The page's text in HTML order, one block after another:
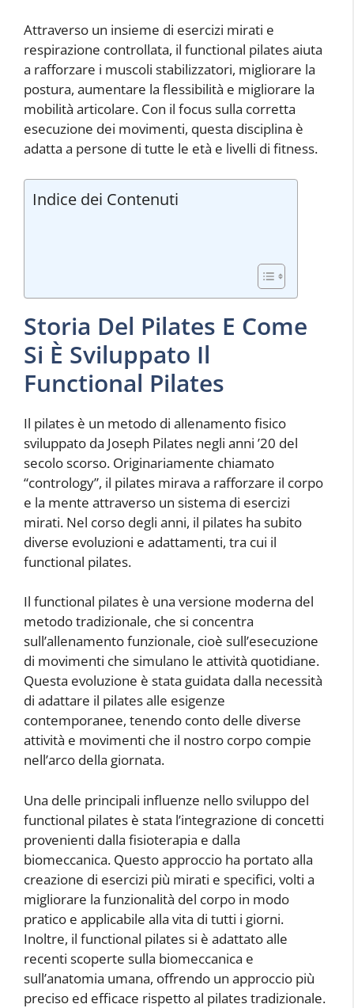
Attraverso un insieme di esercizi mirati e
respirazione controllata, il functional pilates aiuta
a rafforzare i muscoli stabilizzatori, migliorare la
postura, aumentare la flessibilità e migliorare la
mobilità articolare. Con il focus sulla corretta
esecuzione dei movimenti, questa disciplina è
adatta a persone di tutte le età e livelli di fitness.
Indice dei Contenuti
Storia Del Pilates E Come
Si È Sviluppato Il
Functional Pilates
Il pilates è un metodo di allenamento fisico
sviluppato da Joseph Pilates negli anni ’20 del
secolo scorso. Originariamente chiamato
“contrology”, il pilates mirava a rafforzare il corpo
e la mente attraverso un sistema di esercizi
mirati. Nel corso degli anni, il pilates ha subito
diverse evoluzioni e adattamenti, tra cui il
functional pilates.
Il functional pilates è una versione moderna del
metodo tradizionale, che si concentra
sull’allenamento funzionale, cioè sull’esecuzione
di movimenti che simulano le attività quotidiane.
Questa evoluzione è stata guidata dalla necessità
di adattare il pilates alle esigenze
contemporanee, tenendo conto delle diverse
attività e movimenti che il nostro corpo compie
nell’arco della giornata.
Una delle principali influenze nello sviluppo del
functional pilates è stata l’integrazione di concetti
provenienti dalla fisioterapia e dalla
biomeccanica. Questo approccio ha portato alla
creazione di esercizi più mirati e specifici, volti a
migliorare la funzionalità del corpo in modo
pratico e applicabile alla vita di tutti i giorni.
Inoltre, il functional pilates si è adattato alle
recenti scoperte sulla biomeccanica e
sull’anatomia umana, offrendo un approccio più
preciso ed efficace rispetto al pilates tradizionale.